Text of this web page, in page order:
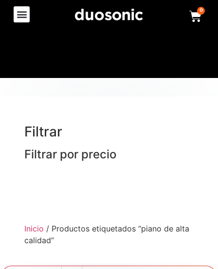
0
Filtrar
Filtrar por precio
Inicio / Productos etiquetados “piano de alta
calidad”